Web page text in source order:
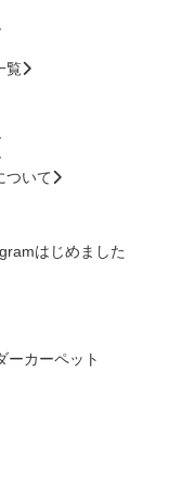
覧
ついて
ーカーペット